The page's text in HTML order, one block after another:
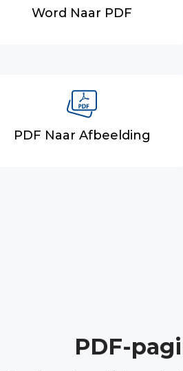
Word Naar PDF
PDF Naar Afbeelding
PDF-